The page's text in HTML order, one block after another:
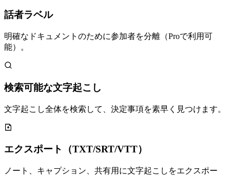
話者ラベル
明確なドキュメントのために参加者を分離（Proで利用可
能）。
検索可能な文字起こし
文字起こし全体を検索して、決定事項を素早く見つけます。
エクスポート（TXT/SRT/VTT）
ノート、キャプション、共有用に文字起こしをエクスポー